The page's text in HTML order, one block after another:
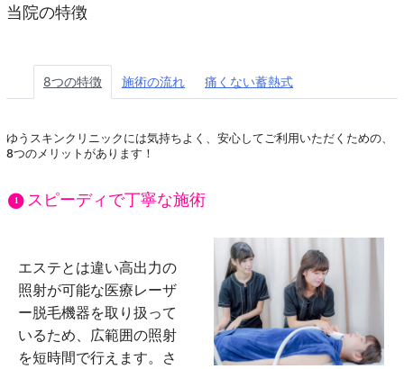
当院の特徴
8つの特徴 施術の流れ 痛くない蓄熱式
ゆうスキンクリニックには気持ちよく、安心してご利用いただくための、
8つのメリットがあります！
1 スピーディで丁寧な施術
エステとは違い高出力の
照射が可能な医療レーザ
ー脱毛機器を取り扱って
いるため、広範囲の照射
を短時間で行えます。さ